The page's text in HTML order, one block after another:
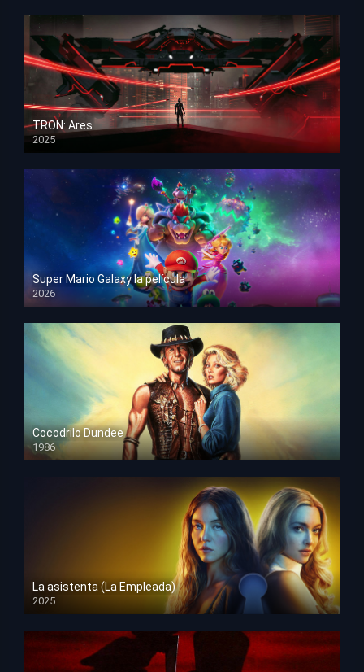
TRON: Ares
2025
HD 1080p
Super Mario Galaxy la película
2026
HD 1080p
Cocodrilo Dundee
1986
HD 1080p
La asistenta (La Empleada)
2025
HD 1080p